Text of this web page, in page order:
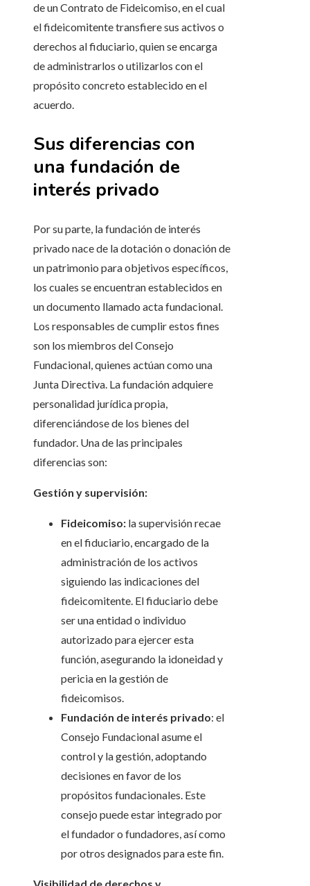
de un Contrato de Fideicomiso, en el cual
el fideicomitente transfiere sus activos o
derechos al fiduciario, quien se encarga
de administrarlos o utilizarlos con el
propósito concreto establecido en el
acuerdo.
Sus diferencias con
una fundación de
interés privado
Por su parte, la fundación de interés
privado nace de la dotación o donación de
un patrimonio para objetivos específicos,
los cuales se encuentran establecidos en
un documento llamado acta fundacional.
Los responsables de cumplir estos fines
son los miembros del Consejo
Fundacional, quienes actúan como una
Junta Directiva. La fundación adquiere
personalidad jurídica propia,
diferenciándose de los bienes del
fundador. Una de las principales
diferencias son:
Gestión y supervisión:
Fideicomiso: la supervisión recae
en el fiduciario, encargado de la
administración de los activos
siguiendo las indicaciones del
fideicomitente. El fiduciario debe
ser una entidad o individuo
autorizado para ejercer esta
función, asegurando la idoneidad y
pericia en la gestión de
fideicomisos.
Fundación de interés privado: el
Consejo Fundacional asume el
control y la gestión, adoptando
decisiones en favor de los
propósitos fundacionales. Este
consejo puede estar integrado por
el fundador o fundadores, así como
por otros designados para este fin.